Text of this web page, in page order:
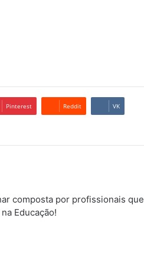
Pinterest Reddit VK
composta por profissionais que
Educação!